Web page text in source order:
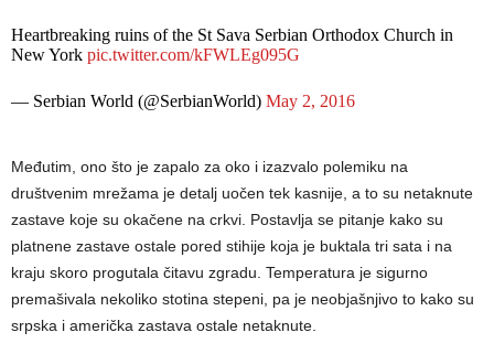
Heartbreaking ruins of the St Sava Serbian Orthodox Church in
New York pic.twitter.com/kFWLEg095G
— Serbian World (@SerbianWorld) May 2, 2016
Međutim, ono što je zapalo za oko i izazvalo polemiku na
društvenim mrežama je detalj uočen tek kasnije, a to su netaknute
zastave koje su okačene na crkvi. Postavlja se pitanje kako su
platnene zastave ostale pored stihije koja je buktala tri sata i na
kraju skoro progutala čitavu zgradu. Temperatura je sigurno
premašivala nekoliko stotina stepeni, pa je neobjašnjivo to kako su
srpska i američka zastava ostale netaknute.